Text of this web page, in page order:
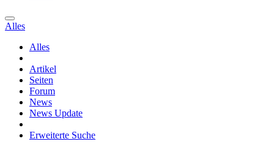
Alles
Alles
Artikel
Seiten
Forum
News
News Update
Erweiterte Suche